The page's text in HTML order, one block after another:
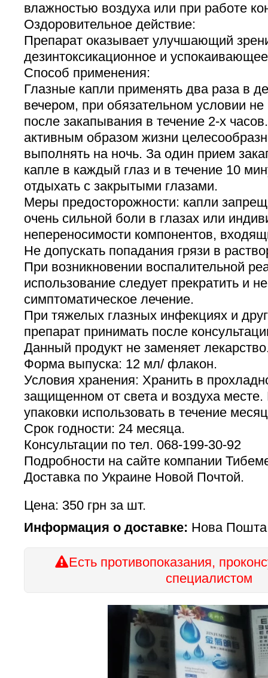
влажностью воздуха или при работе
Оздоровительное действие:
Препарат оказывает улучшающий
дезинтоксикационное и
Способ применения:
Глазные капли применять два раза в
вечером, при обязательном условии не
после закапывания в течение 2-х
активным образом жизни
выполнять на ночь. За один прием
капле в каждый глаз и в течение 10
отдыхать с закрытыми глазами.
Меры предосторожности: капли
очень сильной боли в глазах или
непереносимости компонентов,
Не допускать попадания грязи в
При возникновении воспалительной
использование следует прекратить и
симптоматическое лечение.
При тяжелых глазных инфекциях и
препарат принимать после
Данный продукт не заменяет
Форма выпуска: 12 мл/ флакон.
Условия хранения: Хранить в
защищенном от света и воздуха
упаковки использовать в течение
Срок годности: 24 месяца.
Консультации по тел. 068-199-30-92
Подробности на сайте компании
Доставка по Украине Новой Почтой.
Цена: 350 грн за шт.
Информация о доставке: Нова Пошта
Есть противопоказания,
специалистом